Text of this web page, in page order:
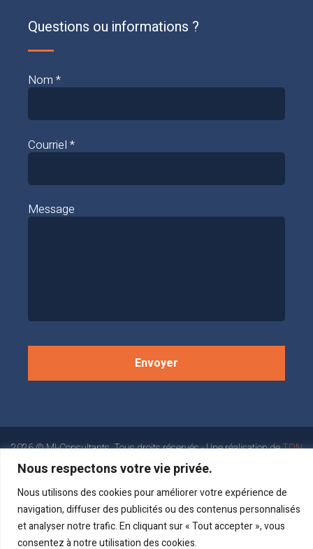
Nous respectons votre vie privée.
Nous utilisons des cookies pour améliorer votre expérience de
navigation, diffuser des publicités ou des contenus personnalisés
et analyser notre trafic. En cliquant sur « Tout accepter », vous
consentez à notre utilisation des cookies.
Questions ou informations ?
Nom *
Courriel *
Message
2026 © MI-Consultants, Tous droits réservés - Une réalisation deTDN
Pro